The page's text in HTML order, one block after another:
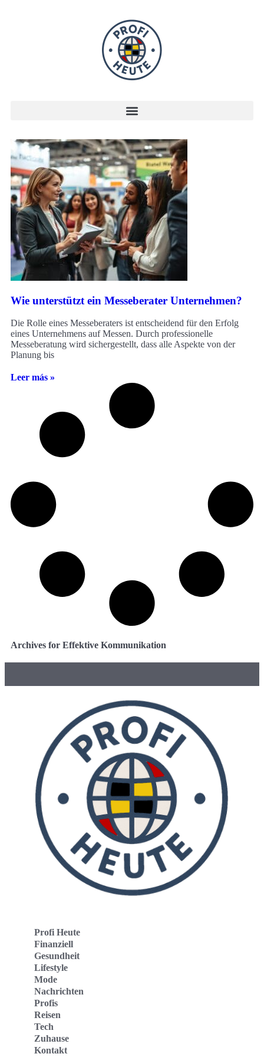
Wie unterstützt ein Messeberater Unternehmen?
Die Rolle eines Messeberaters ist entscheidend für den Erfolg
eines Unternehmens auf Messen. Durch professionelle
Messeberatung wird sichergestellt, dass alle Aspekte von der
Planung bis
Leer más »
Archives for Effektive Kommunikation
Profi Heute
Finanziell
Gesundheit
Lifestyle
Mode
Nachrichten
Profis
Reisen
Tech
Zuhause
Kontakt